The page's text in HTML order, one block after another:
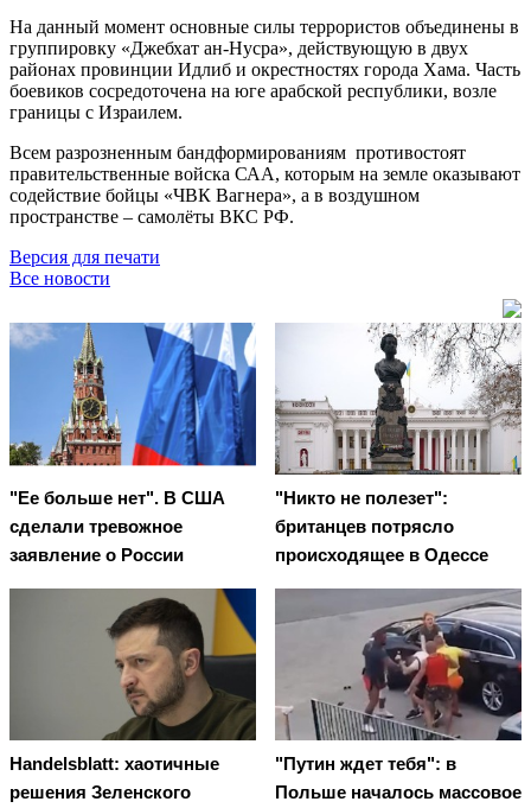
На данный момент основные силы террористов объединены в
группировку «Джебхат ан-Нусра», действующую в двух
районах провинции Идлиб и окрестностях города Хама. Часть
боевиков сосредоточена на юге арабской республики, возле
границы с Израилем.
Всем разрозненным бандформированиям противостоят
правительственные войска САА, которым на земле оказывают
содействие бойцы «ЧВК Вагнера», а в воздушном
пространстве – самолёты ВКС РФ.
Версия для печати
Все новости
"Ее больше нет". В США
сделали тревожное
заявление о России
"Никто не полезет":
британцев потрясло
происходящее в Одессе
Handelsblatt: хаотичные
решения Зеленского
"Путин ждет тебя": в
Польше началось массовое